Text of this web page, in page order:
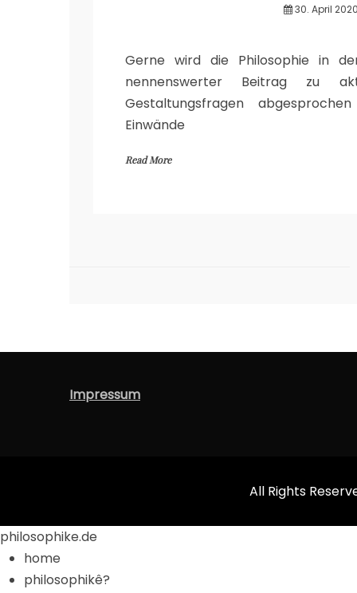
30. April 2020
Gerne wird die Philosophie in
nennenswerter Beitrag zu
Gestaltungsfragen
Einwände
Read More
Impressum
All Rights
philosophike.de
home
philosophikê?